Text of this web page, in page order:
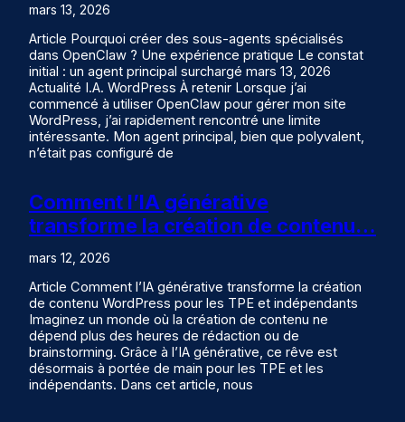
mars 13, 2026
Article Pourquoi créer des sous-agents spécialisés
dans OpenClaw ? Une expérience pratique Le constat
initial : un agent principal surchargé mars 13, 2026
Actualité I.A. WordPress À retenir Lorsque j’ai
commencé à utiliser OpenClaw pour gérer mon site
WordPress, j’ai rapidement rencontré une limite
intéressante. Mon agent principal, bien que polyvalent,
n’était pas configuré de
Comment l’IA générative
transforme la création de contenu…
mars 12, 2026
Article Comment l’IA générative transforme la création
de contenu WordPress pour les TPE et indépendants
Imaginez un monde où la création de contenu ne
dépend plus des heures de rédaction ou de
brainstorming. Grâce à l’IA générative, ce rêve est
désormais à portée de main pour les TPE et les
indépendants. Dans cet article, nous